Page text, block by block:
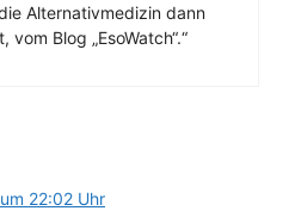
Alternativmedizin dann
Blog „EsoWatch“.“
22:02 Uhr